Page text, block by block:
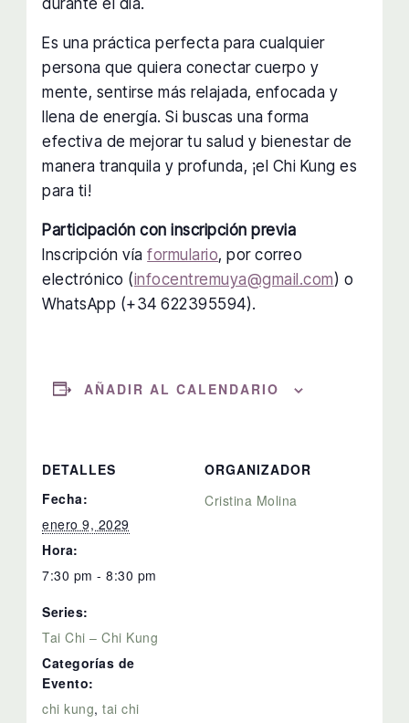
Es una práctica perfecta para cualquier
persona que quiera conectar cuerpo y
mente, sentirse más relajada, enfocada y
llena de energía. Si buscas una forma
efectiva de mejorar tu salud y bienestar de
manera tranquila y profunda, ¡el Chi Kung es
para ti!
Participación con inscripción previa
Inscripción víaformulario, por correo
electrónico (infocentremuya@gmail.com) o
WhatsApp (+34 622395594).
AÑADIR AL CALENDARIO
DETALLES
Fecha:
enero 9, 2029
Hora:
7:30 pm - 8:30 pm
Series:
Tai Chi – Chi Kung
Categorías de
Evento:
chi kung,tai chi
ORGANIZADOR
Cristina Molina